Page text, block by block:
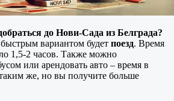
до Нови-Сада из Белграда?
вариантом будет поезд. Время
1,5-2 часов. Также можно
или арендовать авто – время в
же, но вы получите больше